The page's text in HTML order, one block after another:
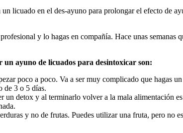
licuado en el des-ayuno para prolongar el efecto de
y lo hagas en compañía. Hace unas
un ayuno de licuados para desintoxicar son:
poco a poco. Va a ser muy complicado que hagas
de 3 o 5 días.
un detox y al terminarlo volver a la mala alimentación
y no de frutas. Puedes utilizar una fruta, pero no